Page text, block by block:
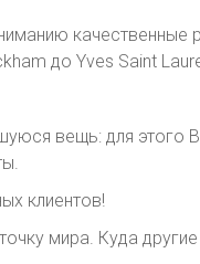
качественные
до Yves Saint
вещь: для этого
клиентов!
мира. Куда